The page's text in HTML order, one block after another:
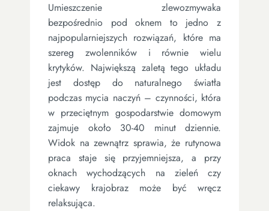
Umieszczenie zlewozmywaka
bezpośrednio pod oknem to jedno z
najpopularniejszych rozwiązań, które ma
szereg zwolenników i równie wielu
krytyków. Największą zaletą tego układu
jest dostęp do naturalnego światła
podczas mycia naczyń – czynności, która
w przeciętnym gospodarstwie domowym
zajmuje około 30-40 minut dziennie.
Widok na zewnątrz sprawia, że rutynowa
praca staje się przyjemniejsza, a przy
oknach wychodzących na zieleń czy
ciekawy krajobraz może być wręcz
relaksująca.